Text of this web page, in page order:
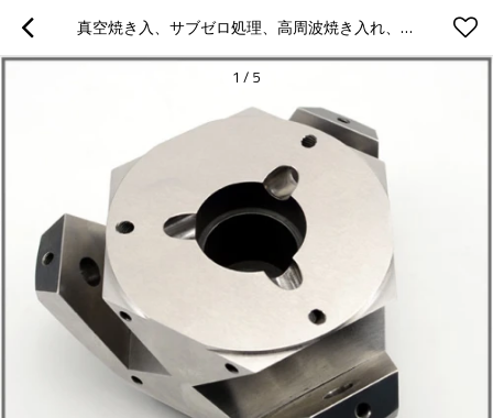
真空焼き入、サブゼロ処理、高周波焼き入れ、など各種熱処理、研磨仕上げ
1 / 5